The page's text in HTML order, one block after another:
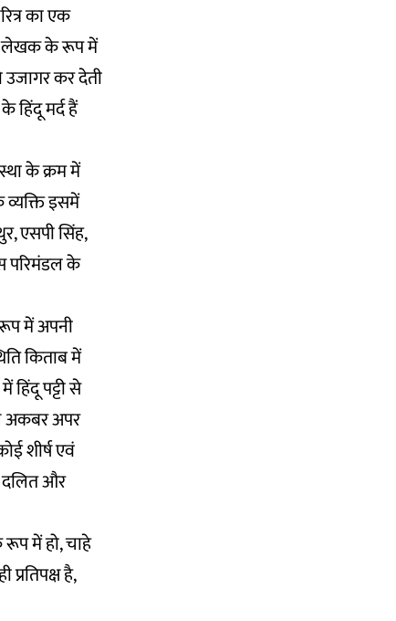
का एक
के लेखक के रूप में
उजागर कर देती
हिंदू मर्द हैं
के क्रम में
इसमें
एसपी सिंह,
परिमंडल के
में अपनी
किताब में
पट्टी से
अकबर अपर
शीर्ष एवं
दलित और
में हो, चाहे
है,